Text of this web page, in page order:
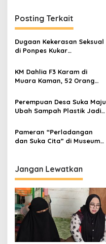
Posting Terkait
Dugaan Kekerasan Seksual
di Ponpes Kukar
Santriwati Mengaku Jadi
Korban
KM Dahlia F3 Karam di
Muara Kaman, 52 Orang
Perempuan Desa Suka Maju
Ubah Sampah Plastik Jadi
Tambang
Pameran “Perladangan
dan Suka Cita” di Museum
Budaya dan Permainan
Tradisional
Jangan Lewatkan